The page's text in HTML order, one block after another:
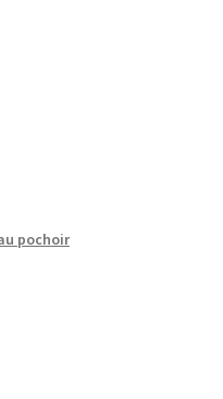
pochoir